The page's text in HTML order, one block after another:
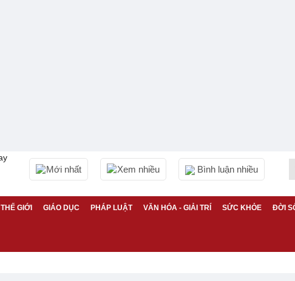
Mới nhất Xem nhiều Bình luận nhiều
THẾ GIỚI GIÁO DỤC PHÁP LUẬT VĂN HÓA - GIẢI TRÍ SỨC KHỎE ĐỜI